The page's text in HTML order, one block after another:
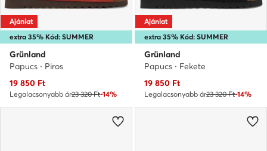
extra 35% Kód: SUMMER
Ajánlat
Grünland
Papucs · Piros
Aktuális ár
19 850 Ft
Legalacsonyabb ár23 320 Ft-14%
extra 35% Kód: SUMMER
Ajánlat
Grünland
Papucs · Fekete
Aktuális ár
19 850 Ft
Legalacsonyabb ár23 320 Ft-14%